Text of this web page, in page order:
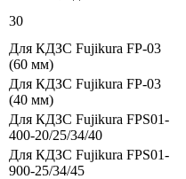
30
Для КДЗС Fujikura FP-03
(60 мм)
Для КДЗС Fujikura FP-03
(40 мм)
Для КДЗС Fujikura FPS01-
400-20/25/34/40
Для КДЗС Fujikura FPS01-
900-25/34/45